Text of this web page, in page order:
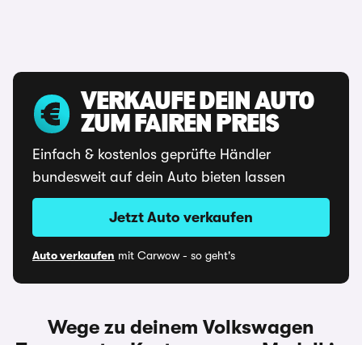
VERKAUFE DEIN AUTO
ZUM FAIREN PREIS
Einfach & kostenlos geprüfte Händler
bundesweit auf dein Auto bieten lassen
Jetzt Auto verkaufen
Auto verkaufen mit Carwow - so geht's
Wege zu deinem Volkswagen